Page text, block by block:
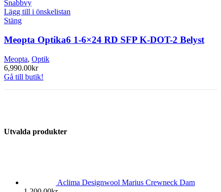
Snabbvy
Lägg till i önskelistan
Stäng
Meopta Optika6 1-6×24 RD SFP K-DOT-2 Belyst
Meopta, Optik
6,990.00kr
Gå till butik!
Utvalda produkter
Aclima Designwool Marius Crewneck Dam